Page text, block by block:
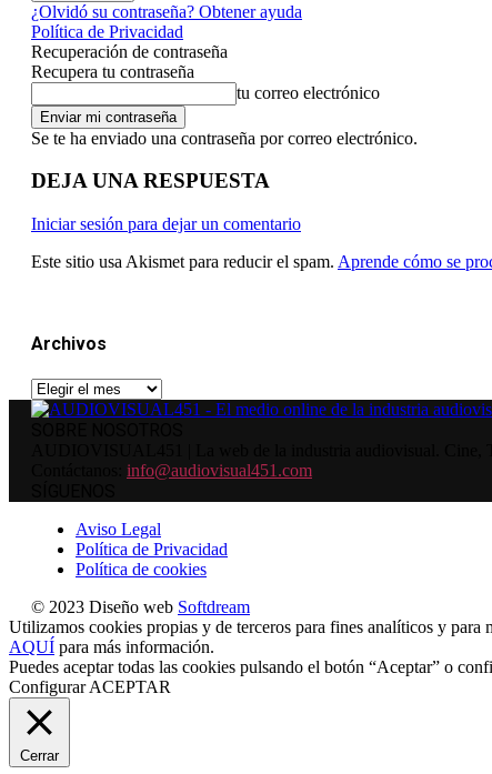
¿Olvidó su contraseña? Obtener ayuda
Política de Privacidad
Recuperación de contraseña
Recupera tu contraseña
tu correo electrónico
Se te ha enviado una contraseña por correo electrónico.
DEJA UNA RESPUESTA
Iniciar sesión para dejar un comentario
Este sitio usa Akismet para reducir el spam. Aprende cómo se
Archivos
Archivos
info@audiovisual451.com
Aviso Legal
Política de Privacidad
Política de cookies
© 2023 Diseño web Softdream
Utilizamos cookies propias y de terceros para fines analíticos y
AQUÍ para más información.
Puedes aceptar todas las cookies pulsando el botón “Aceptar” o
Configurar ACEPTAR
Cerrar